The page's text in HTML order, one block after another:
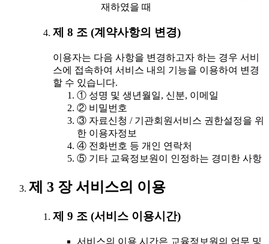
재하였을 때
제 8 조 (계약사항의 변경)
이용자는 다음 사항을 변경하고자 하는 경우 서비
스에 접속하여 서비스 내의 기능을 이용하여 변경
할 수 있습니다.
① 성명 및 생년월일, 신분, 이메일
② 비밀번호
③ 자료신청 / 기관회원서비스 권한설정을 위
한 이용자정보
④ 전화번호 등 개인 연락처
⑤ 기타 교육정보원이 인정하는 경미한 사항
제 3 장 서비스의 이용
제 9 조 (서비스 이용시간)
서비스의 이용 시간은 교육정보원의 업무 및